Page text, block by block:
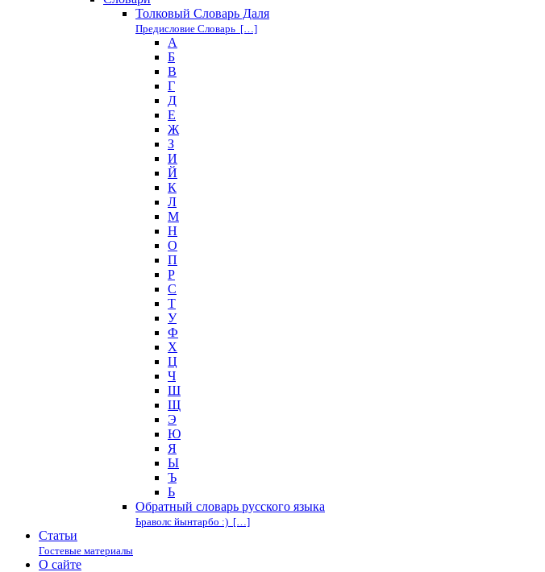
Толковый Словарь Даля
Предисловие Словарь […]
А
Б
В
Г
Д
Е
Ж
З
И
Й
К
Л
М
Н
О
П
Р
С
Т
У
Ф
Х
Ц
Ч
Ш
Щ
Э
Ю
Я
Ы
Ъ
Ь
Обратный словарь русского языка
Ьраволс йынтарбо :) […]
Статьи
Гостевые материалы
О сайте